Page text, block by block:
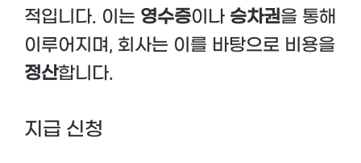
적입니다. 이는 영수증이나 승차권을 통해
이루어지며, 회사는 이를 바탕으로 비용을
정산합니다.
지급 신청